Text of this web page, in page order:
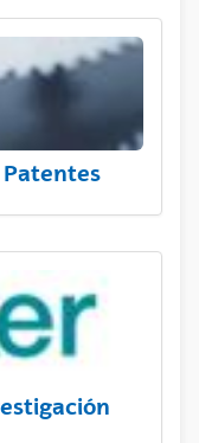
Patentes